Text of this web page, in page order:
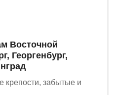
Восточной
Георгенбург,
крепости, забытые и